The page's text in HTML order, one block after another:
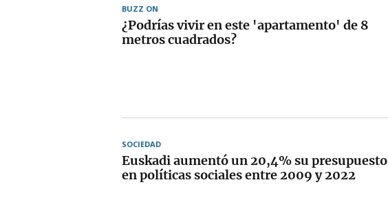
BUZZ ON
¿Podrías vivir en este 'apartamento' de 8
metros cuadrados?
SOCIEDAD
Euskadi aumentó un 20,4% su presupuesto
en políticas sociales entre 2009 y 2022